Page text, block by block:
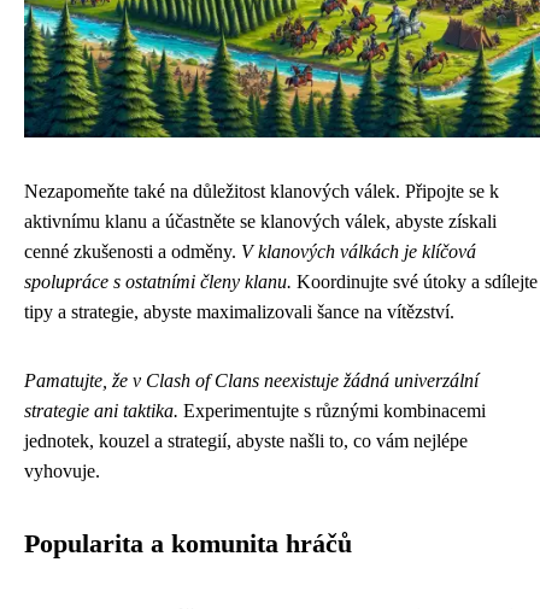
Nezapomeňte také na důležitost klanových válek. Připojte se k
aktivnímu klanu a účastněte se klanových válek, abyste získali
cenné zkušenosti a odměny. V klanových válkách je klíčová
spolupráce s ostatními členy klanu. Koordinujte své útoky a sdílejte
tipy a strategie, abyste maximalizovali šance na vítězství.
Pamatujte, že v Clash of Clans neexistuje žádná univerzální
strategie ani taktika. Experimentujte s různými kombinacemi
jednotek, kouzel a strategií, abyste našli to, co vám nejlépe
vyhovuje.
Popularita a komunita hráčů